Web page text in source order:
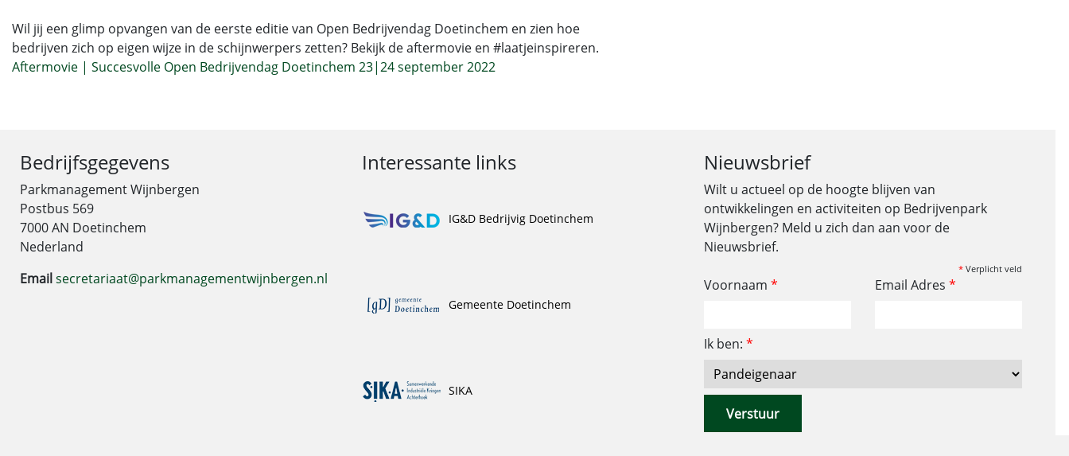
Wil jij een glimp opvangen van de eerste editie van Open Bedrijvendag Doetinchem en zien hoe
bedrijven zich op eigen wijze in de schijnwerpers zetten? Bekijk de aftermovie en #laatjeinspireren.
Aftermovie | Succesvolle Open Bedrijvendag Doetinchem 23|24 september 2022
Bedrijfsgegevens
Parkmanagement Wijnbergen
Postbus 569
7000 AN Doetinchem
Nederland
Emailsecretariaat@parkmanagementwijnbergen.nl
Interessante links
IG&D Bedrijvig Doetinchem
Gemeente Doetinchem
SIKA
Nieuwsbrief
Wilt u actueel op de hoogte blijven van
ontwikkelingen en activiteiten op Bedrijvenpark
Wijnbergen? Meld u zich dan aan voor de
Nieuwsbrief.
* Verplicht veld
Voornaam* Email Adres*
Ik ben:*